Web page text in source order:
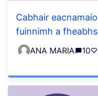
Cabhair
fuinnimh a
ANA MARIA 10